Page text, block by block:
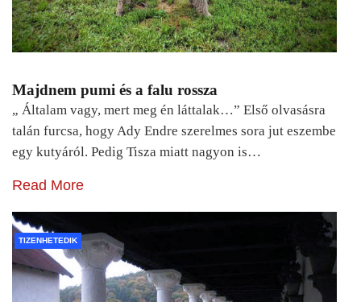
Majdnem pumi és a falu rossza
„ Általam vagy, mert meg én láttalak…” Első olvasásra
talán furcsa, hogy Ady Endre szerelmes sora jut eszembe
egy kutyáról. Pedig Tisza miatt nagyon is…
Read More
TIZENHETEDIK